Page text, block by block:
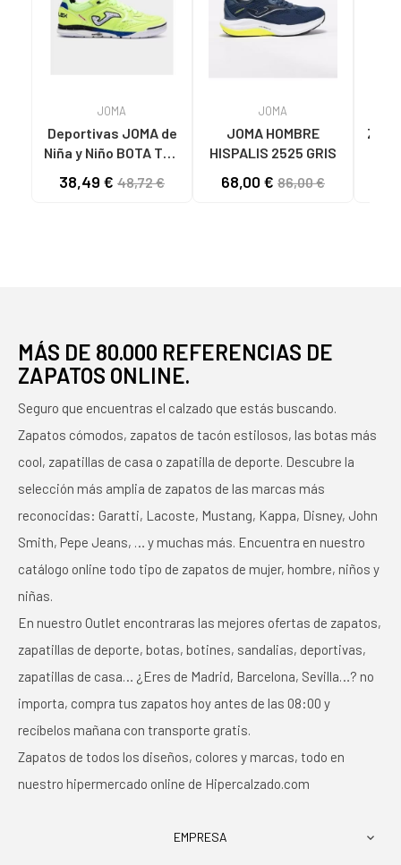
JOMA
Deportivas JOMA de
Niña y Niño BOTA TOP
COLORES
38,49 € 48,72 €
JOMA
JOMA HOMBRE
HISPALIS 2525 GRIS
68,00 € 86,00 €
MÁS DE 80.000 REFERENCIAS DE
ZAPATOS ONLINE.
Seguro que encuentras el calzado que estás buscando.
Zapatos cómodos, zapatos de tacón estilosos, las botas más
cool, zapatillas de casa o zapatilla de deporte. Descubre la
selección más amplia de zapatos de las marcas más
reconocidas: Garatti, Lacoste, Mustang, Kappa, Disney, John
Smith, Pepe Jeans, … y muchas más. Encuentra en nuestro
catálogo online todo tipo de zapatos de mujer, hombre, niños y
niñas.
En nuestro Outlet encontraras las mejores ofertas de zapatos,
zapatillas de deporte, botas, botines, sandalias, deportivas,
zapatillas de casa… ¿Eres de Madrid, Barcelona, Sevilla…? no
importa, compra tus zapatos hoy antes de las 08:00 y
recíbelos mañana con transporte gratis.
Zapatos de todos los diseños, colores y marcas, todo en
nuestro hipermercado online de Hipercalzado.com
EMPRESA 